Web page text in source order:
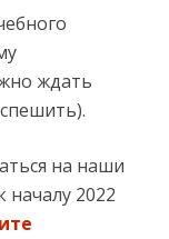
ждать
на наши
началу 2022